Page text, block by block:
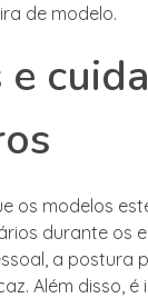
de modelo.
os modelos
durante os
a postura
Além disso,